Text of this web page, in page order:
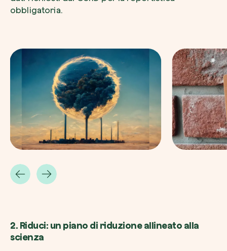
obbligatoria.
2. Riduci: un piano di riduzione allineato alla
scienza